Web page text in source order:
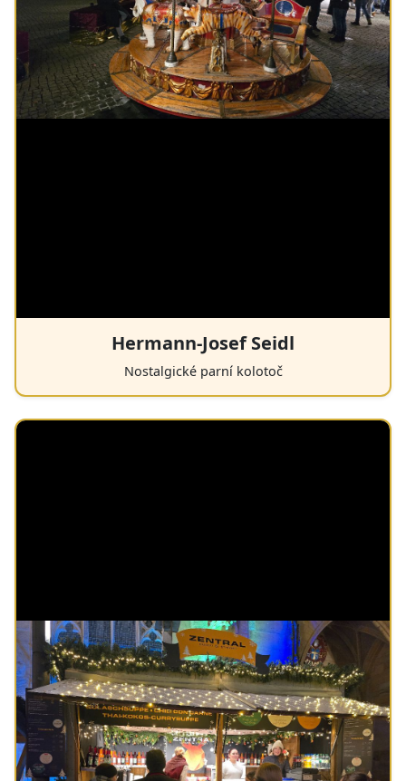
Hermann-Josef Seidl
Nostalgické parní kolotoč